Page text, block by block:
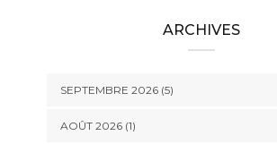
ARCHIVES
SEPTEMBRE 2026 (5)
AOÛT 2026 (1)